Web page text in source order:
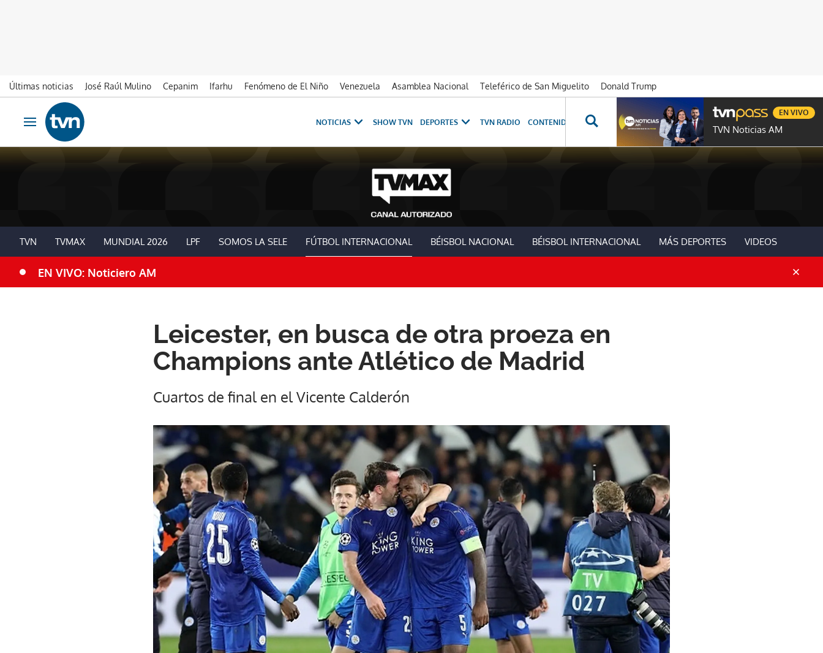
Últimas noticias José Raúl Mulino Cepanim Ifarhu Fenómeno de El Niño Venezuela Asamblea Nacional Teleférico de San Miguelito
Donald Trump
Ir al contenido
Obrir navegació
NOTICIAS SHOW TVN DEPORTES TVN RADIO CONTENIDOS ESPECIALES NOVELAS PROGRAMAS GENTE TVN
TVN Noticias AM
EN VIVO
TVN TVMAX MUNDIAL 2026 LPF SOMOS LA SELE FÚTBOL INTERNACIONAL BÉISBOL NACIONAL BÉISBOL INTERNACIONAL MÁS DEPORTES VIDEOS
EN VIVO: Noticiero AM
Leicester, en busca de otra proeza en
Champions ante Atlético de Madrid
Cuartos de final en el Vicente Calderón